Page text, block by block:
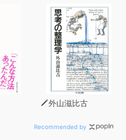
外山滋比古
Recommended by